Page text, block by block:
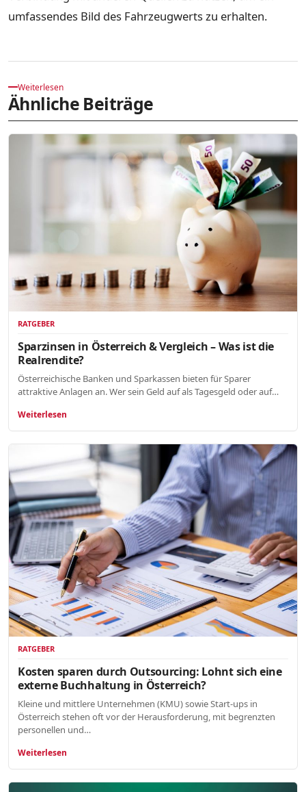
umfassendes Bild des Fahrzeugwerts zu erhalten.
Weiterlesen
Ähnliche Beiträge
RATGEBER
Sparzinsen in Österreich & Vergleich – Was ist die
Realrendite?
Österreichische Banken und Sparkassen bieten für Sparer
attraktive Anlagen an. Wer sein Geld auf als Tagesgeld oder auf…
Weiterlesen
RATGEBER
Kosten sparen durch Outsourcing: Lohnt sich eine
externe Buchhaltung in Österreich?
Kleine und mittlere Unternehmen (KMU) sowie Start-ups in
Österreich stehen oft vor der Herausforderung, mit begrenzten
personellen und…
Weiterlesen